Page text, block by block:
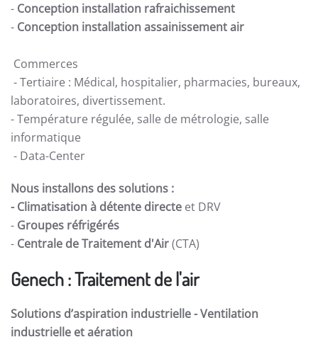
- Conception installation rafraichissement
- Conception installation assainissement air
Commerces
- Tertiaire : Médical, hospitalier, pharmacies, bureaux,
laboratoires, divertissement.
- Température régulée, salle de métrologie, salle
informatique
- Data-Center
Nous installons des solutions :
- Climatisation à détente directe et DRV
- Groupes réfrigérés
- Centrale de Traitement d'Air(CTA)
Genech : Traitement de l'air
Solutions d’aspiration industrielle -Ventilation
industrielle et aération